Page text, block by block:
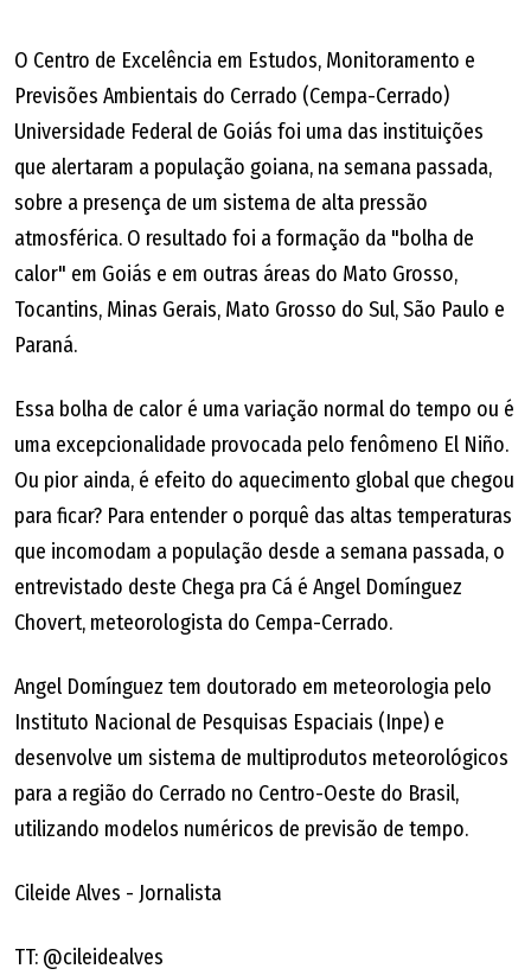
O Centro de Excelência em Estudos, Monitoramento e
Previsões Ambientais do Cerrado (Cempa-Cerrado)
Universidade Federal de Goiás foi uma das instituições
que alertaram a população goiana, na semana passada,
sobre a presença de um sistema de alta pressão
atmosférica. O resultado foi a formação da "bolha de
calor" em Goiás e em outras áreas do Mato Grosso,
Tocantins, Minas Gerais, Mato Grosso do Sul, São Paulo e
Paraná.
Essa bolha de calor é uma variação normal do tempo ou é
uma excepcionalidade provocada pelo fenômeno El Niño.
Ou pior ainda, é efeito do aquecimento global que chegou
para ficar? Para entender o porquê das altas temperaturas
que incomodam a população desde a semana passada, o
entrevistado deste Chega pra Cá é Angel Domínguez
Chovert, meteorologista do Cempa-Cerrado.
Angel Domínguez tem doutorado em meteorologia pelo
Instituto Nacional de Pesquisas Espaciais (Inpe) e
desenvolve um sistema de multiprodutos meteorológicos
para a região do Cerrado no Centro-Oeste do Brasil,
utilizando modelos numéricos de previsão de tempo.
Cileide Alves - Jornalista
TT: @cileidealves